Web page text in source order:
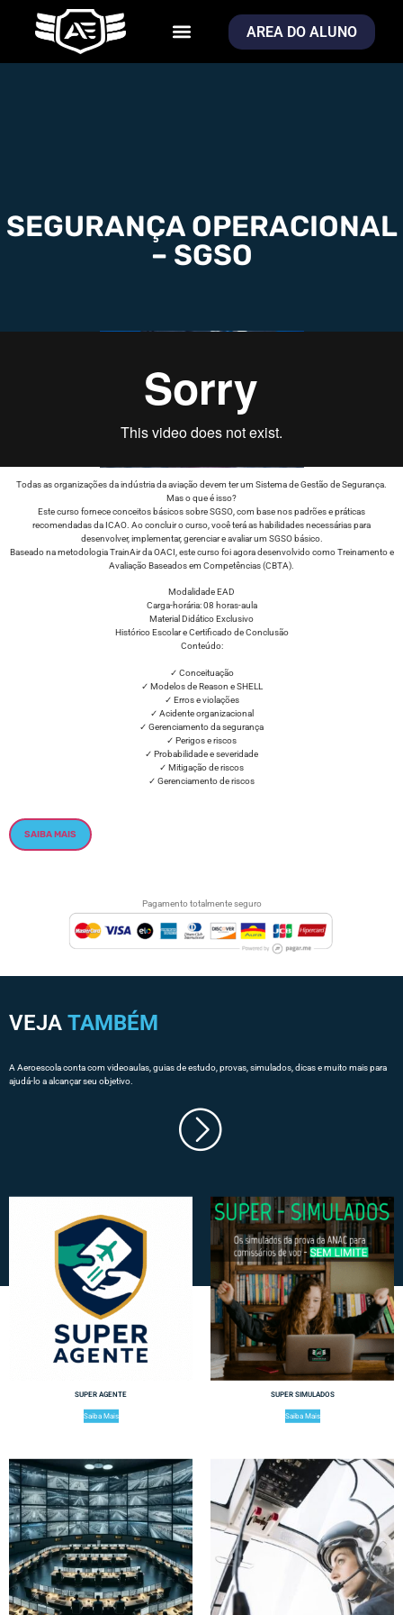
AREA DO ALUNO
SEGURANÇA OPERACIONAL
– SGSO
Todas as organizações da indústria da aviação devem ter um Sistema de Gestão de Segurança.
Mas o que é isso?
Este curso fornece conceitos básicos sobre SGSO, com base nos padrões e práticas
recomendadas da ICAO. Ao concluir o curso, você terá as habilidades necessárias para
desenvolver, implementar, gerenciar e avaliar um SGSO básico.
Baseado na metodologia TrainAir da OACI, este curso foi agora desenvolvido como Treinamento e
Avaliação Baseados em Competências (CBTA).
Modalidade EAD
Carga-horária: 08 horas-aula
Material Didático Exclusivo
Histórico Escolar e Certificado de Conclusão
Conteúdo:
✓ Conceituação
✓ Modelos de Reason e SHELL
✓ Erros e violações
✓ Acidente organizacional
✓ Gerenciamento da segurança
✓ Perigos e riscos
✓ Probabilidade e severidade
✓ Mitigação de riscos
✓ Gerenciamento de riscos
SAIBA MAIS
Pagamento totalmente seguro
VEJA TAMBÉM
A Aeroescola conta com videoaulas, guias de estudo, provas, simulados, dicas e muito mais para
ajudá-lo a alcançar seu objetivo.
SUPER AGENTE
Saiba Mais
SUPER SIMULADOS
Saiba Mais